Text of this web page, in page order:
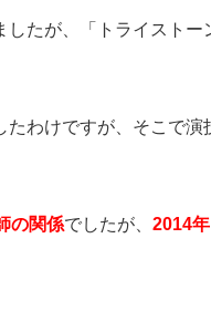
たが、「トライストー
わけですが、そこで
の関係でしたが、 2014